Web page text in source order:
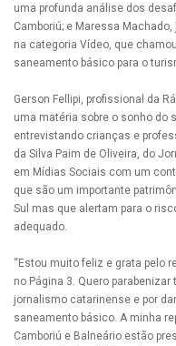
uma profunda análise dos
Camboriú; e Maressa
na categoria Vídeo, que
saneamento básico para o
Gerson Fellipi, profissional da
uma matéria sobre o sonho do
entrevistando crianças e
da Silva Paim de Oliveira, do
em Mídias Sociais com um
que são um importante
Sul mas que alertam para o
adequado.
“Estou muito feliz e grata pelo
no Página 3. Quero
jornalismo catarinense e por
saneamento básico. A minha
Camboriú e Balneário estão